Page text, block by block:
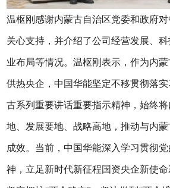
温枢刚感谢内蒙古自治区党委和政府
关心支持，并介绍了公司经营发展、
业布局等情况。温枢刚表示，作为内蒙
供热央企，中国华能坚定不移贯彻落
古系列重要讲话重要指示精神，始终
地、发展要地、战略高地，推动与内
成效。当前，中国华能深入学习贯彻
神，立足新时代新征程国资央企新使